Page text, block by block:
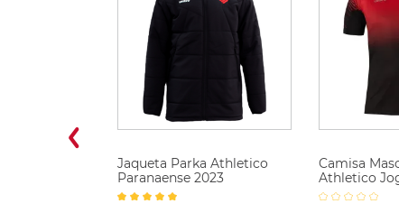
Jaqueta Parka Athletico
Paranaense 2023
Camisa
Athletico
2025